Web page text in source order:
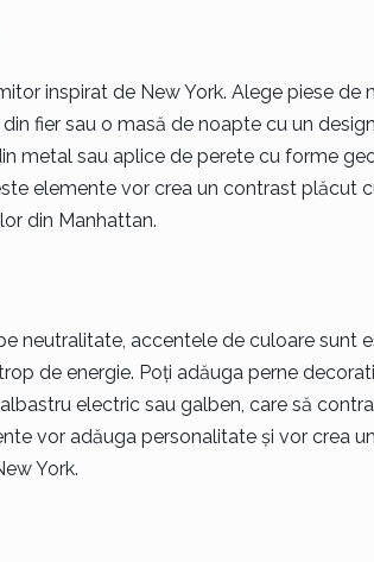
inspirat de New York. Alege piese de
fier sau o masă de noapte cu un
metal sau aplice de perete cu forme
elemente vor crea un contrast plăcut
din Manhattan.
neutralitate, accentele de culoare sunt
de energie. Poți adăuga perne
electric sau galben, care să
vor adăuga personalitate și vor crea
York.